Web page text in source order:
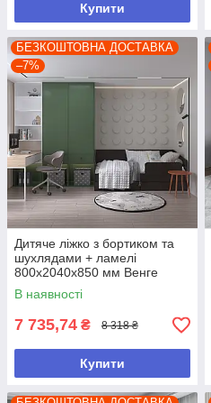
Купити
БЕЗКОШТОВНА ДОСТАВКА
–7%
Дитяче ліжко з бортиком та
шухлядами + ламелі
800х2040х850 мм Венге
Магія
В наявності
7 735,74 ₴ 8 318 ₴
Купити